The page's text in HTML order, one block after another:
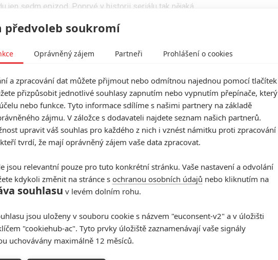
jen sedm epizod. Poprvé v historii seriálu tak nějaká
řady HBO nepotvrdilo, odhaduje se ale, že bude
se vysvětluje jako záměr tvůrčí dvojice seriál
vytyčenému konci.
sedmé řady. V minulosti seriál startoval
dubna). S příchodem zimy do Západozemí ale
pro natáčení a tak seHra o trůny vrátí na
opět točit v Severním Irsku, dále pak na Islandu a
pomalu rozjíždět, tak si celý tvůrčí tým
letošních cenách Emmy. Ty se povedlo
Emilia Clarke (Daenerys Targaryen),
Peter
(Cersei Lannister) obdrželi již svou několikátou
Bendera(epizodaVrata) aMiguela
scénář (epizodaBitva bastardů).
do té doby vyhlídnutou nějakou seriálovou
10
předvoleb soukromí
Oprávněný zájem Partneři Prohlášení o cookies
a zpracování dat můžete přijmout nebo odmítnou najednou pomocí tlačítek
přizpůsobit jednotlivé souhlasy zapnutím nebo vypnutím přepínače, který
nebo funkce. Tyto informace sdílíme s našimi partnery na základě
zájmu. V záložce s dodavateli najdete seznam našich partnerů.
upravit váš souhlas pro každého z nich i vznést námitku proti zpracování
tvrdí, že mají oprávněný zájem vaše data zpracovat.
jsou relevantní pouze pro tuto konkrétní stránku. Vaše nastavení a odvolání
kdykoli změnit na stránce s ochranou osobních údajů nebo kliknutím na
souhlasu v levém dolním rohu.
jsou uloženy v souboru cookie s názvem "euconsent-v2" a v úložišti
"cookiehub-ac". Tyto prvky úložiště zaznamenávají vaše signály
uchovávány maximálně 12 měsíců.